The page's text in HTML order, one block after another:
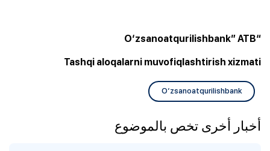
“O‘zsanoatqurilishbank” ATB
Tashqi aloqalarni muvofiqlashtirish xizmati
O‘zsanoatqurilishbank
أخبار أخرى تخص بالموضوع